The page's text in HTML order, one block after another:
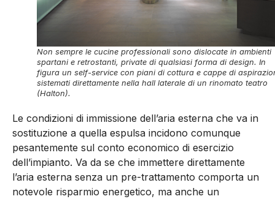
Non sempre le cucine professionali sono dislocate in ambienti
spartani e retrostanti, private di qualsiasi forma di design. In
figura un self-service con piani di cottura e cappe di
sistemati direttamente nella hall laterale di un rinomato teatro
(Halton).
Le condizioni di immissione dell’aria esterna che va in
sostituzione a quella espulsa incidono comunque
pesantemente sul conto economico di esercizio
dell’impianto. Va da se che immettere direttamente
l’aria esterna senza un pre-trattamento comporta un
notevole risparmio energetico, ma anche un